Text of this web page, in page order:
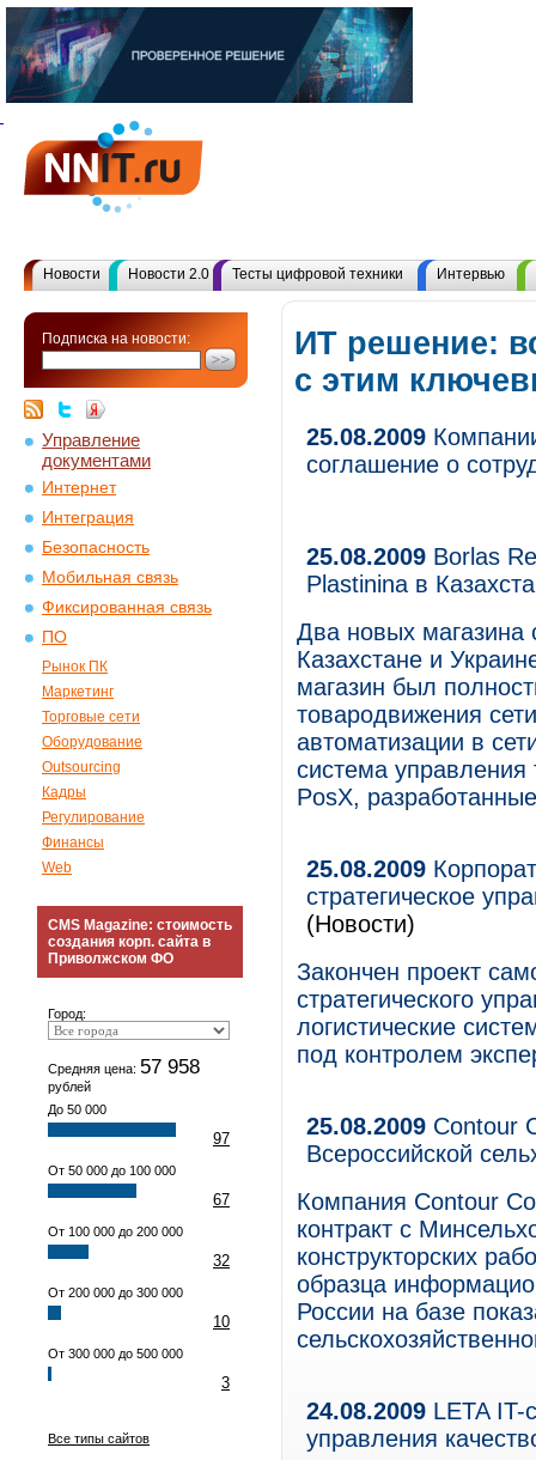
Новости Новости 2.0 Тесты цифровой техники Интервью
Подписка на новости:
Управление
документами
Интернет
Интеграция
Безопасность
Мобильная связь
Фиксированная связь
ПО
Рынок ПК
Маркетинг
Торговые сети
Оборудование
Outsourcing
Кадры
Регулирование
Финансы
Web
CMS Magazine: стоимость
создания корп. сайта в
Приволжском ФО
Город:
Средняя цена: 57 958
рублей
До 50 000
97
От 50 000 до 100 000
67
От 100 000 до 200 000
32
От 200 000 до 300 000
10
От 300 000 до 500 000
3
Все типы сайтов
ИТ решение:
с этим
25.08.2009
соглашение о
25.08.2009 Borlas
Plastinina в
Два новых магазина
Казахстане и
магазин был
товародвижения
автоматизации в
система управления
PosX,
25.08.2009
стратегическое
(Новости)
Закончен проект
стратегического
логистические
под контролем
25.08.2009 Contour
Всероссийской
Компания Contour
контракт с
конструкторских
образца
России на базе
24.08.2009 LETA IT-
управления